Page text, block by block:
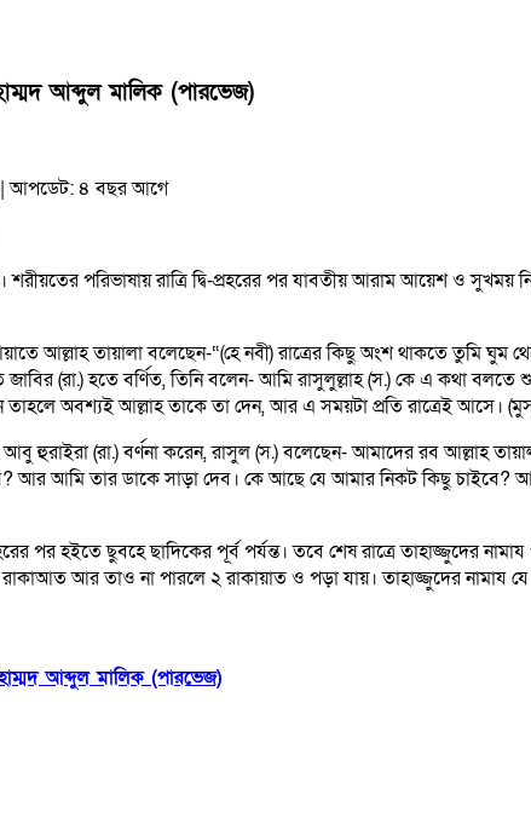
আব্দুল মালিক (পারভেজ)
|আপডেট: ৪ বছর আগে
শরীয়তের পরিভাষায় রাত্রি দ্বি-প্রহরের পরযাবতীয় আরাম আয়েশ ও সুখময়
আল্লাহ তায়ালা বলেছেন-“(হে নবী) রাত্রের কিছু অংশ থাকতে তুমি ঘুম
জাবির (রা.) হতে বর্ণিত, তিনি বলেন- আমি রাসুলুল্লাহ (স.) কে এ কথাবলতে
তাহলে অবশ্যই আল্লাহ তাকে তা দেন, আর এ সময়টা প্রতিরাত্রেই আসে।
হুরাইরা (রা.) বর্ণনা করেন, রাসুল (স.) বলেছেন- আমাদের রবআল্লাহ
আর আমি তার ডাকে সাড়া দেব। কে আছে যে আমার নিকটকিছু চাইবে?
পর হইতে ছুবহেছাদিকের পূর্ব পর্যন্ত। তবে শেষ রাত্রে তাহাজ্জুদের
আর তাও না পারলে ২ রাকায়াত ও পড়া যায়। তাহাজ্জুদের নামায
আব্দুল মালিক (পারভেজ)